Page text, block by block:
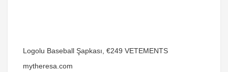
Logolu Baseball Şapkası, €249 VETEMENTS
mytheresa.com